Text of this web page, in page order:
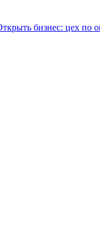
бизнес: цех по